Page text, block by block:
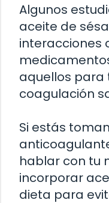
Algunos
aceite de
interacciones
aquellos
coagulación
Si estás
hablar con tu
incorporar
dieta para